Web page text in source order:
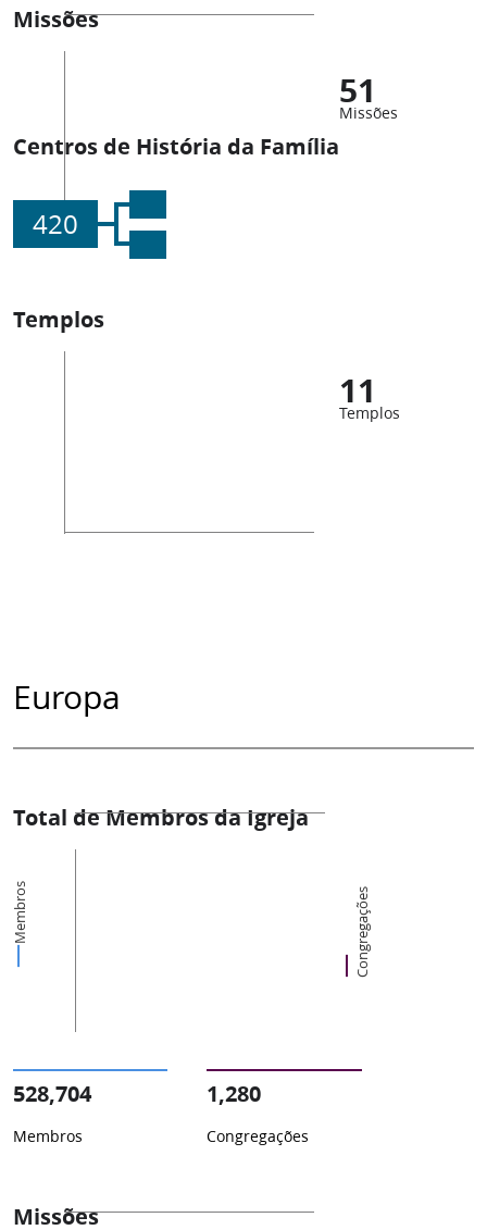
Missões
51
Missões
Centros de História da Família
420
Templos
11
Templos
Europa
Total de Membros da Igreja
Membros Congregações
528,704
Membros
1,280
Congregações
Missões